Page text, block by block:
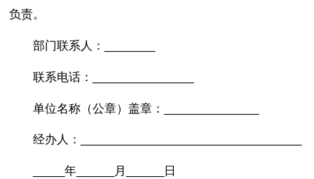
负责。
部门联系人：________
联系电话：________________
单位名称（公章）盖章：_______________
经办人：___________________________________
_____年______月______日